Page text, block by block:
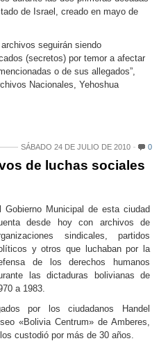
de Israel, creado en mayo de
archivos seguirán siendo
(secretos) por temor a afectar
o de sus allegados”,
Nacionales, Yehoshua
SÁBADO 24 DE JULIO DE 2010 0
de luchas sociales
Gobierno Municipal de esta ciudad
desde hoy con archivos de
sindicales, partidos
y otros que luchaban por la
de los derechos humanos
las dictaduras bolivianas de
a 1983.
por los ciudadanos Handel
«Bolivia Centrum» de Amberes,
custodió por más de 30 años.